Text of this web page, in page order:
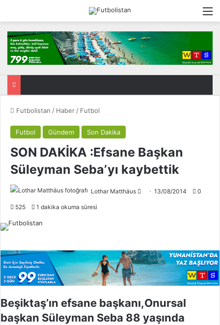
Futbolistan / Haber / Futbol
Futbol Gündem Son Dakika
SON DAKİKA :Efsane Başkan
Süleyman Seba’yı kaybettik
Lothar Matthäus
w
o
n
X
13/08/2014 0
525 1 dakika okuma süresi
Beşiktaş’ın efsane başkanı,Onursal
başkan Süleyman Seba 88 yaşında